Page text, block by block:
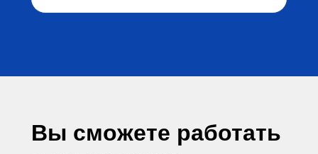
Вы сможете работать